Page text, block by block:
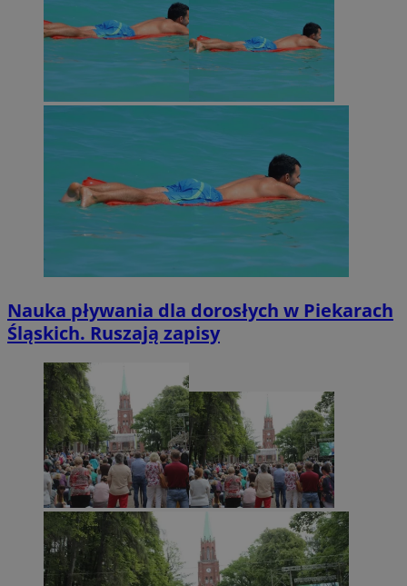
Nauka pływania dla dorosłych w Piekarach
Śląskich. Ruszają zapisy